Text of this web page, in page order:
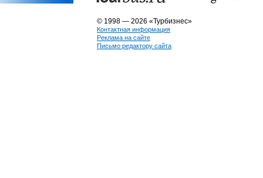
© 1998 — 2026 «Турбизнес»
Контактная информация
Реклама на сайте
Письмо редактору сайта